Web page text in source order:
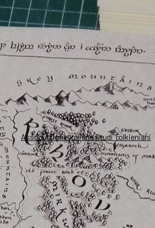
Associazione Italiana Studi Tolkieniani